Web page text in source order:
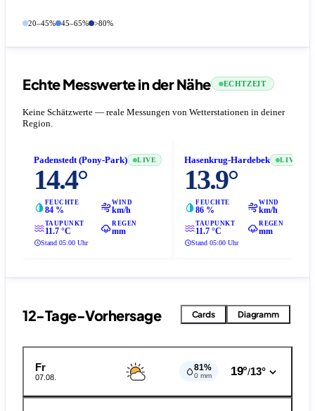
20–45% 45–65% >80%
Echte Messwerte in der Nähe ECHTZEIT
Keine Schätzwerte — reale Messungen von Wetterstationen in deiner
Region.
Padenstedt (Pony-Park) LIVE
14.4°
FEUCHTE
84 %
WIND
km/h
TAUPUNKT
11.7 °C
REGEN
mm
Stand 05:00 Uhr
Hasenkrug-Hardebek LIVE
13.9°
FEUCHTE
86 %
WIND
km/h
TAUPUNKT
11.7 °C
REGEN
mm
Stand 05:00 Uhr
12-Tage-Vorhersage Cards Diagramm
Fr
07.08.
81%
0 mm 19°/13°